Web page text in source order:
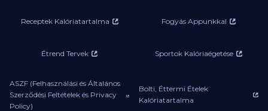
Receptek Kalóriatartalma Fogyás Appunkkal
Étrend Tervek Sportok Kalóriaégetése
ASZF (Felhasználási és Általános
Szerződési Feltételek és Privacy
Policy)
Bolti, Éttermi Ételek
Kalóriatartalma